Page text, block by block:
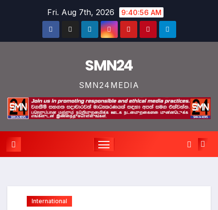
Fri. Aug 7th, 2026 9:40:57 AM
SMN24
SMN24MEDIA
International